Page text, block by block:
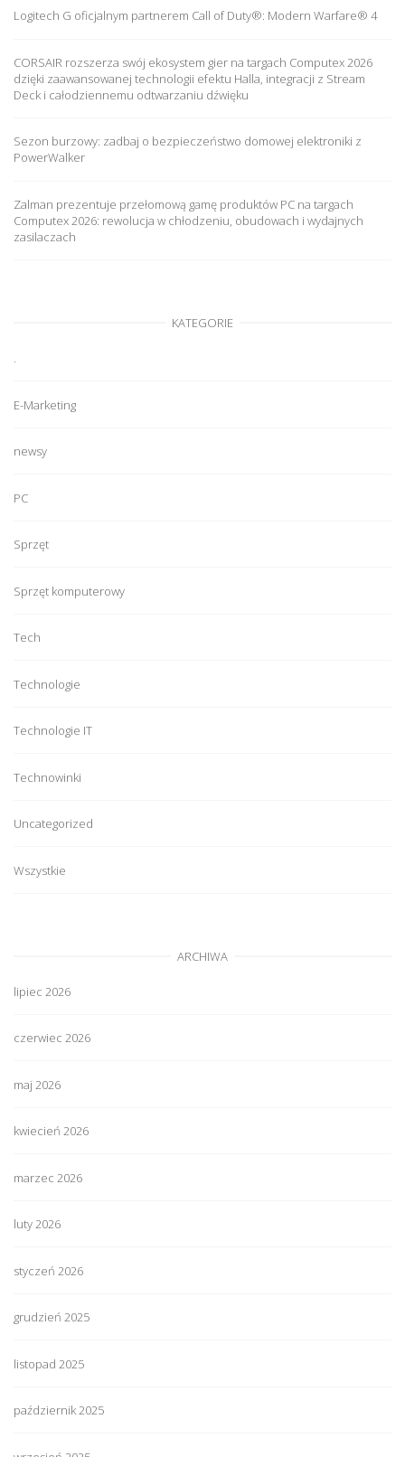
Logitech G oficjalnym partnerem Call of Duty®: Modern Warfare® 4
CORSAIR rozszerza swój ekosystem gier na targach Computex 2026
dzięki zaawansowanej technologii efektu Halla, integracji z Stream
Deck i całodziennemu odtwarzaniu dźwięku
Sezon burzowy: zadbaj o bezpieczeństwo domowej elektroniki z
PowerWalker
Zalman prezentuje przełomową gamę produktów PC na targach
Computex 2026: rewolucja w chłodzeniu, obudowach i wydajnych
zasilaczach
KATEGORIE
.
E-Marketing
newsy
PC
Sprzęt
Sprzęt komputerowy
Tech
Technologie
Technologie IT
Technowinki
Uncategorized
Wszystkie
ARCHIWA
lipiec 2026
czerwiec 2026
maj 2026
kwiecień 2026
marzec 2026
luty 2026
styczeń 2026
grudzień 2025
listopad 2025
październik 2025